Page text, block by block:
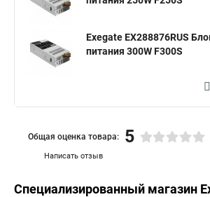
Exegate EX288876RUS
питания 300W F300S
Написать отзыв
Общая оценка товара: 5
Специализированный магазин